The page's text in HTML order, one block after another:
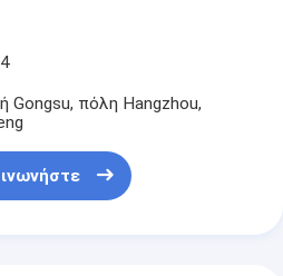
Gongsu, πόλη Hangzhou,